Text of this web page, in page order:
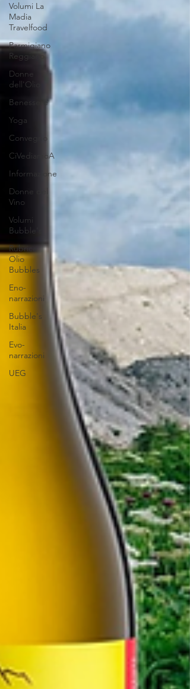
Volumi La
Madia
Travelfood
Parmigiano
Reggiano
Donne
dell'Olio
Benessere
Yoga
Convegno
CiVediamoA
Informazione
Donne del
Vino
Volumi
Bubble's
Rubrica
Olio
Bubbles
Eno-
narrazioni
Bubble's
Italia
Evo-
narrazioni
UEG